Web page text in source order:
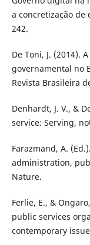
a concretização de
242.
De Toni, J. (2014).
governamental no
Revista Brasileira
Denhardt, J. V., &
service: Serving,
Farazmand, A.
administration,
Nature.
Ferlie, E., &
public services
contemporary